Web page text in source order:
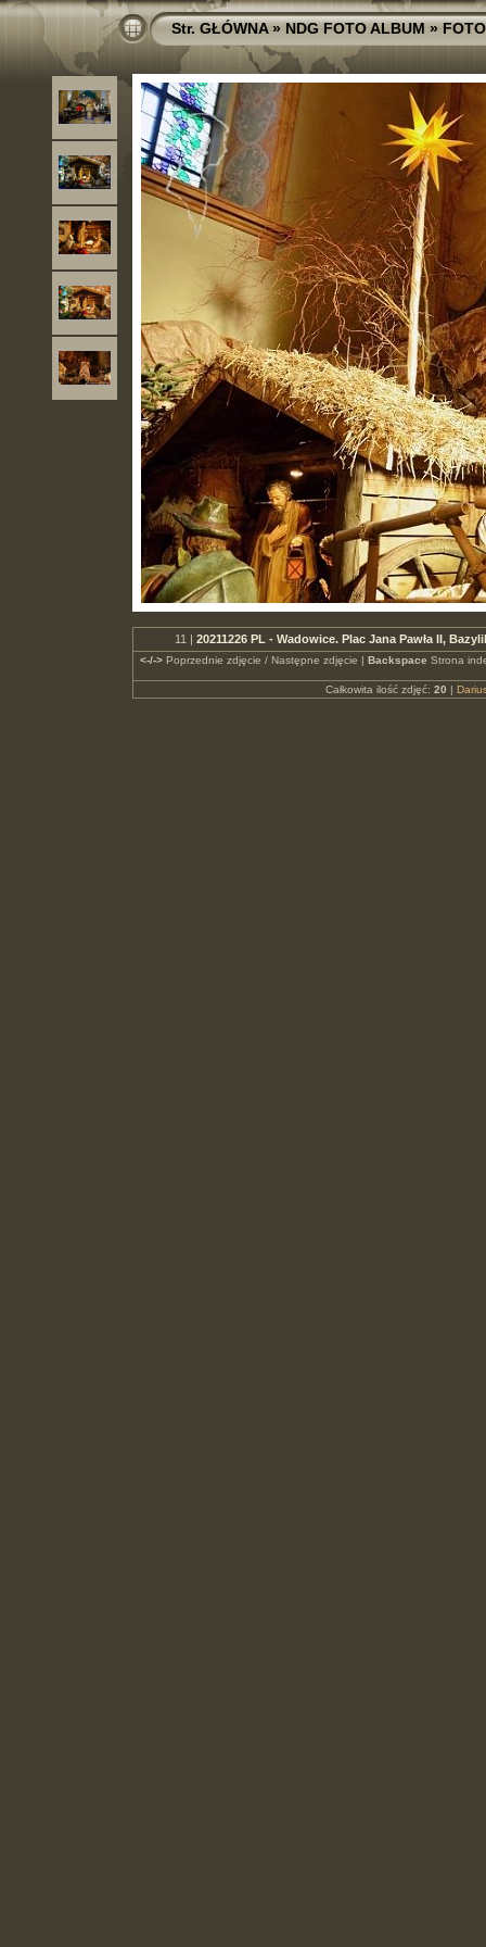
Str. GŁÓWNA»NDG FOTO ALBUM»
11 | 20211226 PL - Wadowice. Plac Jana Pawła II,
<-/->Poprzednie zdjęcie / Następne zdjęcie | Backspace Strona
Całkowita ilość zdjęć: 20 |